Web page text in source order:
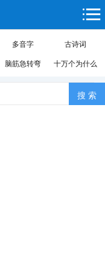
多音字 古诗词
脑筋急转弯 十万个为什么